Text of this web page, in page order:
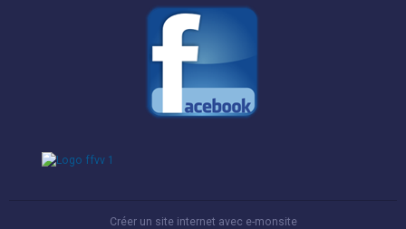
Créer un site internet avec e-monsite